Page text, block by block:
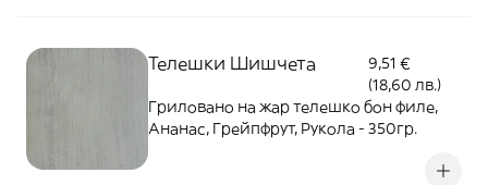
Телешки Шишчета
9,51 €
(18,60 лв.)
Гриловано на жар телешко бон филе,
Ананас, Грейпфрут, Рукола - 350гр.